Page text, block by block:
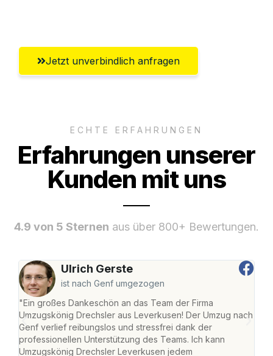
Jetzt unverbindlich anfragen
ECHTE ERFAHRUNGEN
Erfahrungen unserer
Kunden mit uns
4.9 von 5 Sternen aus über 800+ Bewertungen.
Ulrich Gerste
ist nach Genf umgezogen
"Ein großes Dankeschön an das Team der Firma
Umzugskönig Drechsler aus Leverkusen! Der Umzug nach
Genf verlief reibungslos und stressfrei dank der
professionellen Unterstützung des Teams. Ich kann
Umzugskönig Drechsler Leverkusen jedem